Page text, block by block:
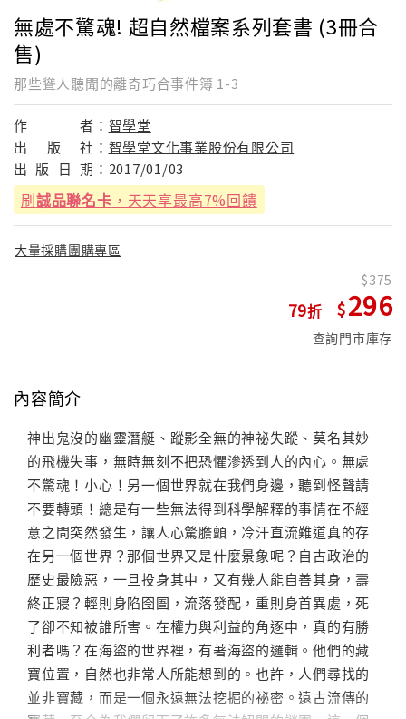
無處不驚魂! 超自然檔案系列套書 (3冊合
售)
那些聳人聽聞的離奇巧合事件簿 1-3
作 者： 智學堂
出
版 社： 智學堂文化事業股份有限公司
出 版 日 期： 2017/01/03
刷誠品聯名卡 ，天天享最高7%回饋
大量採購團購專區
79
375
296
查詢門市庫存
內容簡介
神出鬼沒的幽靈潛艇、蹤影全無的神祕失蹤、莫名其妙
的飛機失事，無時無刻不把恐懼滲透到人的內心。無處
不驚魂！小心！另一個世界就在我們身邊，聽到怪聲請
不要轉頭！總是有一些無法得到科學解釋的事情在不經
意之間突然發生，讓人心驚膽顫，冷汗直流難道真的存
在另一個世界？那個世界又是什麼景象呢？自古政治的
歷史最險惡，一旦投身其中，又有幾人能自善其身，壽
終正寢？輕則身陷囹圄，流落發配，重則身首異處，死
了卻不知被誰所害。在權力與利益的角逐中，真的有勝
利者嗎？在海盜的世界裡，有著海盜的邏輯。他們的藏
寶位置，自然也非常人所能想到的。也許，人們尋找的
並非寶藏，而是一個永遠無法挖掘的祕密。遠古流傳的